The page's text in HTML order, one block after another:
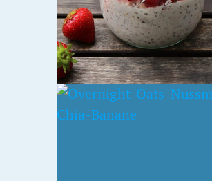
3. APRIL 2016
SCHOKO-CHIAPUDDING